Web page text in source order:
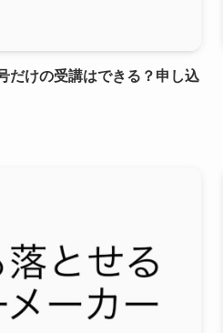
だけの受講はできる？申し込